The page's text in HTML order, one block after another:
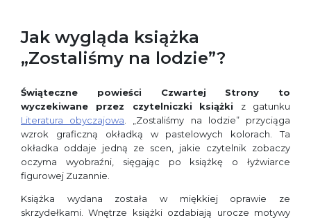
Jak wygląda książka
„Zostaliśmy na lodzie”?
Świąteczne powieści Czwartej Strony to
wyczekiwane przez czytelniczki
książki z gatunku
Literatura obyczajowa . „Zostaliśmy na lodzie” przyciąga
wzrok graficzną okładką w pastelowych kolorach. Ta
okładka oddaje jedną ze scen, jakie czytelnik zobaczy
oczyma wyobraźni, sięgając po książkę o łyżwiarce
figurowej Zuzannie.
Książka wydana została w miękkiej oprawie ze
skrzydełkami. Wnętrze książki ozdabiają urocze motywy